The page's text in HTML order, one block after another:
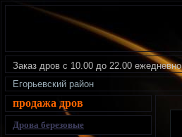
Заказ дров с 10.00 до 22.00 ежедневно
Егорьевский район
продажа дров
Дрова березовые